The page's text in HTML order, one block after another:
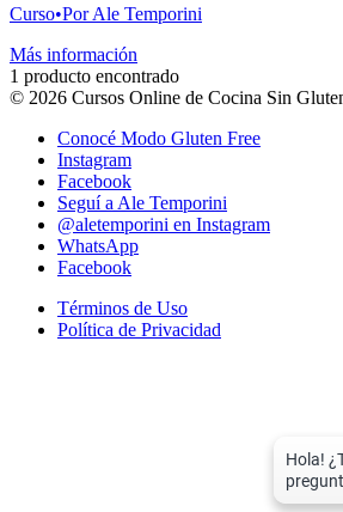
Curso•Por Ale Temporini
Más información
1 producto encontrado
© 2026 Cursos Online de Cocina Sin
Conocé Modo Gluten Free
Instagram
Facebook
Seguí a Ale Temporini
@aletemporini en Instagram
WhatsApp
Facebook
Términos de Uso
Política de Privacidad